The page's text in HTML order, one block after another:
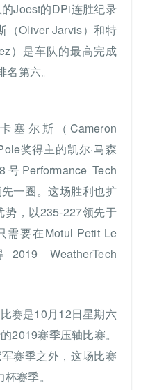
Joest的DPi连胜纪录
（Oliver Jarvis）和特
）是车队的最高完成
第六。
塞尔斯（Cameron
奖得主的凯尔·马森
Performance Tech
一圈。这场胜利也扩
势，以235-227领先于
需要在Motul Petit Le
WeatherTech
赛是10月12日星期六
2019赛季压轴比赛。
赛季之外，这场比赛
赛季。